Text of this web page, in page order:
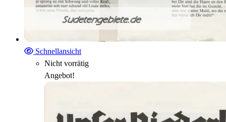
Schnellansicht
Nicht vorrätig
Angebot!